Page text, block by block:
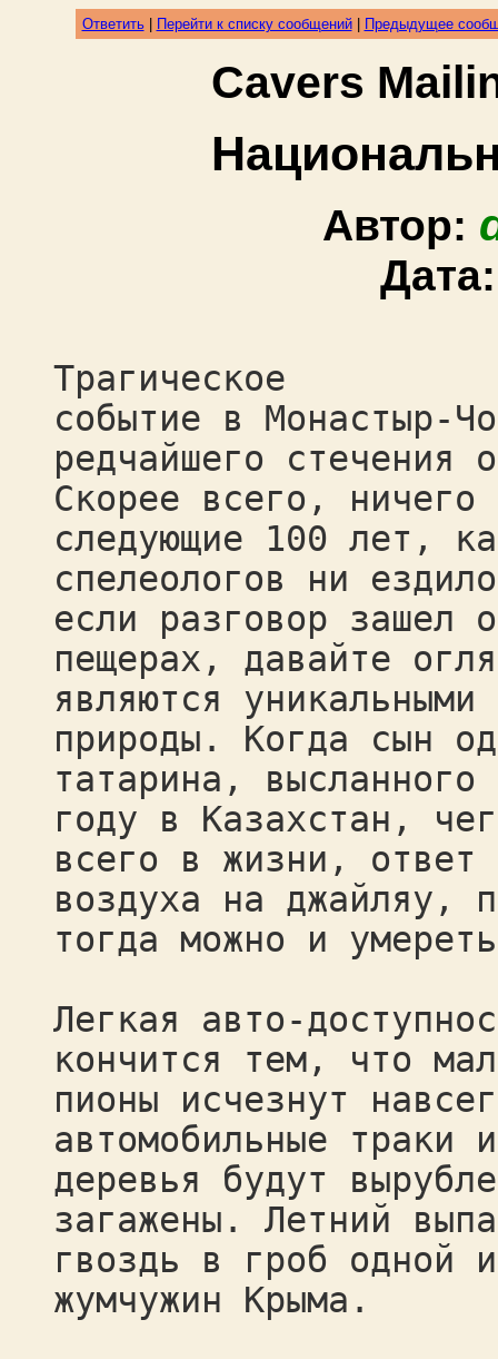
Ответить| Перейти к списку сообщений| Предыдущее
Cavers
Автор:
Трагическое
событие в Монастыр-
редчайшего стечения
Скорее всего, ничего
следующие 100 лет,
спелеологов ни
если разговор зашел
пещерах, давайте
являются уникальными
природы. Когда сын
татарина,
году в Казахстан,
всего в жизни, ответ
воздуха на джайляу,
тогда можно и
Легкая авто-
кончится тем, что
пионы исчезнут
автомобильные траки
деревья будут
загажены. Летний
гвоздь в гроб одной
жумчужин Крыма.